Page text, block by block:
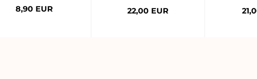
8,90 EUR 22,00 EUR